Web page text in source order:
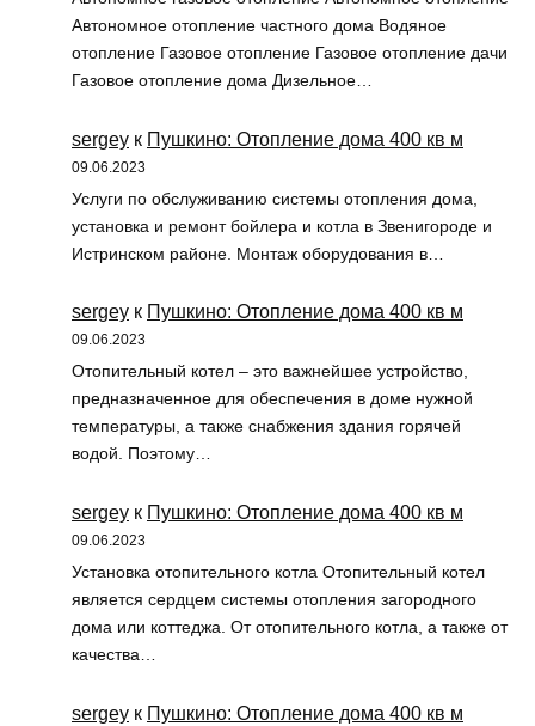
Автономное отопление частного дома Водяное
отопление Газовое отопление Газовое отопление дачи
Газовое отопление дома Дизельное…
sergey к Пушкино: Отопление дома 400 кв м
09.06.2023
Услуги по обслуживанию системы отопления дома,
установка и ремонт бойлера и котла в Звенигороде и
Истринском районе. Монтаж оборудования в…
sergey к Пушкино: Отопление дома 400 кв м
09.06.2023
Отопительный котел – это важнейшее устройство,
предназначенное для обеспечения в доме нужной
температуры, а также снабжения здания горячей
водой. Поэтому…
sergey к Пушкино: Отопление дома 400 кв м
09.06.2023
Установка отопительного котла Отопительный котел
является сердцем системы отопления загородного
дома или коттеджа. От отопительного котла, а также от
качества…
sergey к Пушкино: Отопление дома 400 кв м